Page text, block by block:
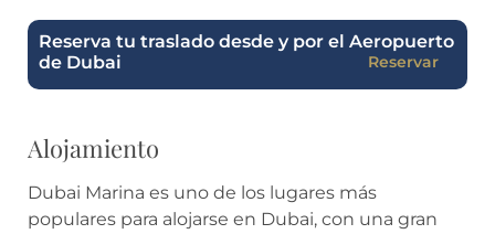
Reserva tu traslado desde y por el Aeropuerto
de Dubai
Reservar
Alojamiento
Dubai Marina es uno de los lugares más
populares para alojarse en Dubai, con una gran